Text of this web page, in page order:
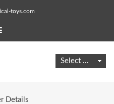
toys.com
Details